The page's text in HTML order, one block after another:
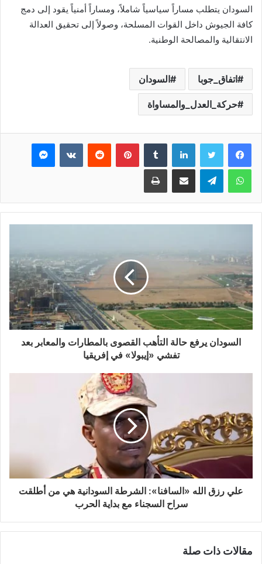
السودان يتطلب مساراً سياسياً شاملاً، ومساراً أمنياً يقود إلى دمج
كافة الجيوش داخل القوات المسلحة، وصولاً إلى تحقيق العدالة
الانتقالية والمصالحة الوطنية.
اتفاق_جوبا السودان
حركة_العدل_والمساواة
فيسبوك تويتر لينكدإن بينتيريست ماسنجر
واتساب تيلقرام مشاركة عبر البريد طباعة
السودان يرفع حالة التأهب القصوى بالمطارات والمعابر بعد
تفشي «إيبولا» في إفريقيا
علي رزق الله «السافنا»: الشرطة السودانية هي من أطلقت
سراح السجناء مع بداية الحرب
مقالات ذات صلة